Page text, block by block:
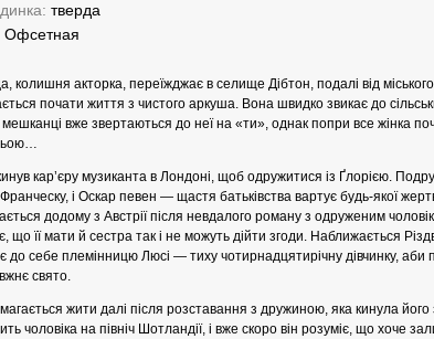
тверда
Офсетная
колишня акторка, переїжджає в селище Дібтон, подалі від
почати життя з чистого аркуша. Вона швидко звикає до
мешканці вже звертаються до неї на «ти», однак попри все жінка
кар’єру музиканта в Лондоні, щоб одружитися із Ґлорією.
і Оскар певен — щастя батьківства вартує будь-якої
додому з Австрії після невдалого роману з одруженим
що її мати й сестра так і не можуть дійти згоди. Наближається
до себе племінницю Люсі — тиху чотирнадцятирічну дівчинку, аби
свято.
жити далі після розставання з дружиною, яка кинула
чоловіка на північ Шотландії, і вже скоро він розуміє, що хоче